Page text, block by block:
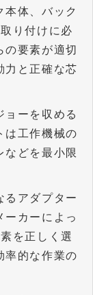
体、バック
り付けに必
の要素が適切
力と正確な芯
ョーを収める
は工作機械の
などを最小限
るアダプター
ーカーによっ
を正しく選
率的な作業の